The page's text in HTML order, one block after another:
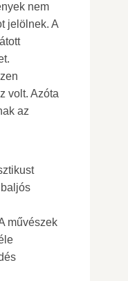
nem
jelölnek. A
volt. Azóta
az
művészek